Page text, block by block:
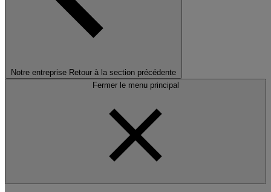
Notre entreprise Retour à la section précédente
Fermer le menu principal